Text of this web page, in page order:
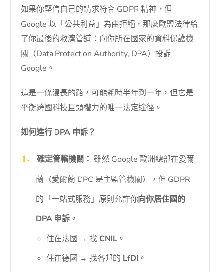
如果你堅信自己的請求符合 GDPR 精神，但
Google 以「公共利益」為由拒絕，那麼歐盟法律給
了你最後的救濟管道：向你所在國家的資料保護機
關（Data Protection Authority, DPA）投訴
Google。
這是一條漫長的路，可能耗時半年到一年，但它是
平衡跨國科技巨頭權力的唯一法定途徑。
如何進行 DPA 申訴？
確定管轄機關： 雖然 Google 歐洲總部在愛爾
蘭（愛爾蘭 DPC 是主監管機關），但 GDPR
的「一站式服務」原則允許你向你居住國的
DPA 申訴。
住在法國 → 找 CNIL。
住在德國 → 找各邦的 LfDI 。